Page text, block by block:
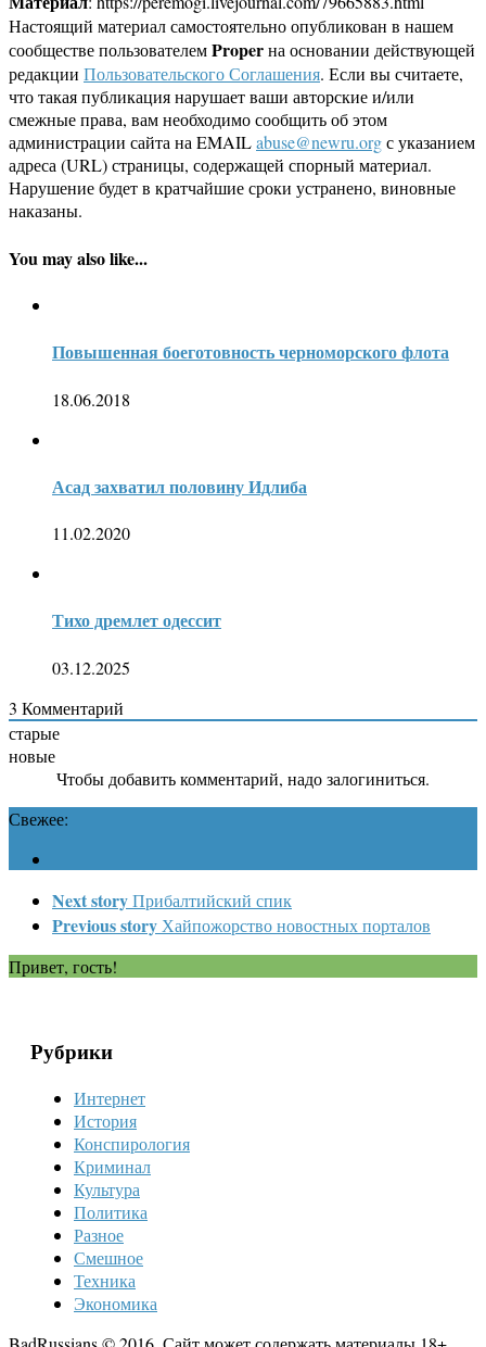
Настоящий материал самостоятельно опубликован в нашем
сообществе пользователемProperна основании действующей
редакции Пользовательского Соглашения. Если вы считаете,
что такая публикация нарушает ваши авторские и/или
смежные права, вам необходимо сообщить об этом
администрации сайта на EMAILabuse@newru.orgс указанием
адреса (URL) страницы, содержащей спорный материал.
Нарушение будет в кратчайшие сроки устранено, виновные
наказаны.
You may also like...
Повышенная боеготовность черноморского флота
18.06.2018
Асад захватил половину Идлиба
11.02.2020
Тихо дремлет одессит
03.12.2025
3 Комментарий
старые
новые
Чтобы добавить комментарий, надо залогиниться.
Свежее:
Next storyПрибалтийский спик
Previous story Хайпожорство новостных порталов
Привет, гость!
Рубрики
Интернет
История
Конспирология
Криминал
Культура
Политика
Разное
Смешное
Техника
Экономика